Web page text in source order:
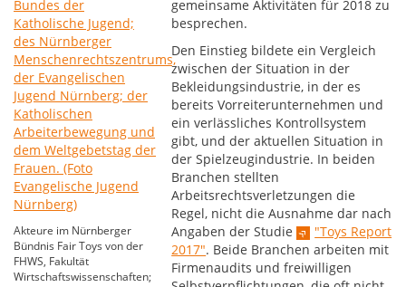
Akteure im Nürnberger
Bündnis Fair Toys von der
FHWS, Fakultät
Wirtschaftswissenschaften;
gemeinsame Aktivitäten für 2018 zu
besprechen.
Den Einstieg bildete ein Vergleich
zwischen der Situation in der
Bekleidungsindustrie, in der es
bereits Vorreiterunternehmen und
ein verlässliches Kontrollsystem
gibt, und der aktuellen Situation in
der Spielzeugindustrie. In beiden
Branchen stellten
Arbeitsrechtsverletzungen die
Regel, nicht die Ausnahme dar nach
Angaben der Studie
"Toys Report
2017". Beide Branchen arbeiten mit
Firmenaudits und freiwilligen